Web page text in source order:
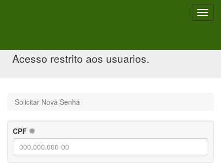
Acesso restrito aos usuarios.
Solicitar Nova Senha
CPF